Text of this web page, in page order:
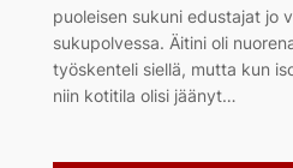
puoleisen sukuni edustajat jo
sukupolvessa. Äitini oli
työskenteli siellä, mutta kun
niin kotitila olisi jäänyt…